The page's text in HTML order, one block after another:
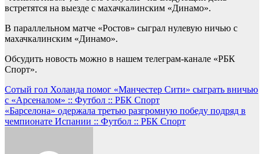
встретятся на выезде с махачкалинским «Динамо».
В параллельном матче «Ростов» сыграл нулевую ничью с
махачкалинским «Динамо».
Обсудить новость можно в нашем телеграм-канале «РБК
Спорт».
Навигация
по
записям
Сотый гол Холанда помог «Манчестер Сити» сыграть вничью
с «Арсеналом» :: Футбол :: РБК Спорт
«Барселона» одержала третью разгромную победу подряд в
чемпионате Испании :: Футбол :: РБК Спорт